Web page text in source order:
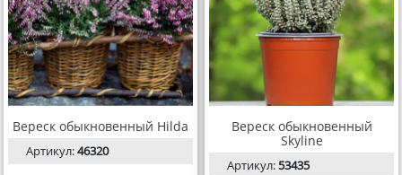
Вереск обыкновенный Hilda
Артикул:46320
Вереск обыкновенный
Skyline
Артикул:53435